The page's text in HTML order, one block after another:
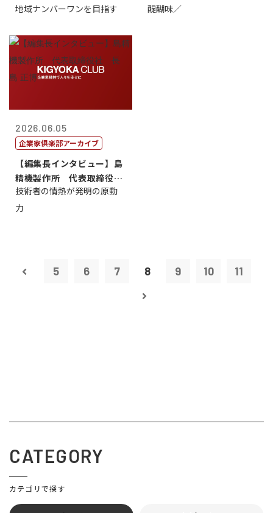
地域ナンバーワンを目指す
醍醐味／
2026.06.05
企業家倶楽部アーカイブ
【編集長インタビュー】島
精機製作所 代表取締役
社 長 島 正...
技術者の情熱が発明の原動
力
5 6 7 8 9 10 11
CATEGORY
カテゴリで探す